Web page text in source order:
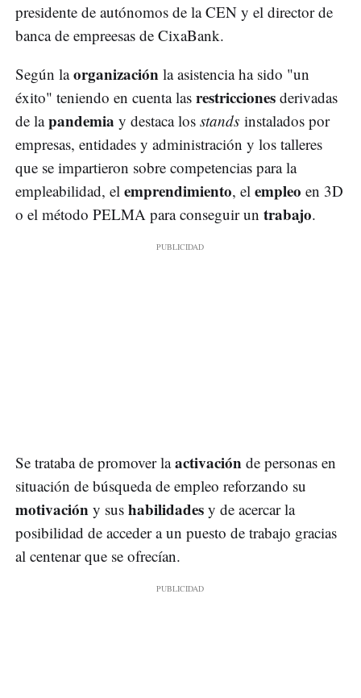
presidente de autónomos de la CEN y el director de
banca de empreesas de CixaBank.
Según laorganización la asistencia ha sido "un
éxito" teniendo en cuenta las restricciones derivadas
de lapandemia y destaca los stands instalados por
empresas, entidades y administración y los talleres
que se impartieron sobre competencias para la
empleabilidad, el emprendimiento, el empleo en 3D
o el método PELMA para conseguir un trabajo.
Se trataba de promover laactivación de personas en
situación de búsqueda de empleo reforzando su
motivación y sus habilidades y de acercar la
posibilidad de acceder a un puesto de trabajo gracias
al centenar que se ofrecían.